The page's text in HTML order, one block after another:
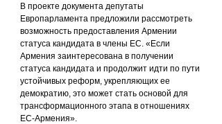
В проекте документа депутаты
Европарламента предложили рассмотреть
возможность предоставления Армении
статуса кандидата в члены ЕС. «Если
Армения заинтересована в получении
статуса кандидата и продолжит идти по пути
устойчивых реформ, укрепляющих ее
демократию, это может стать основой для
трансформационного этапа в отношениях
ЕС-Армения».